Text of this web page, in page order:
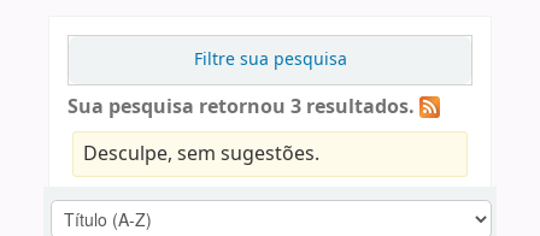
Filtre sua pesquisa
Sua pesquisa retornou 3 resultados.
Desculpe, sem sugestões.